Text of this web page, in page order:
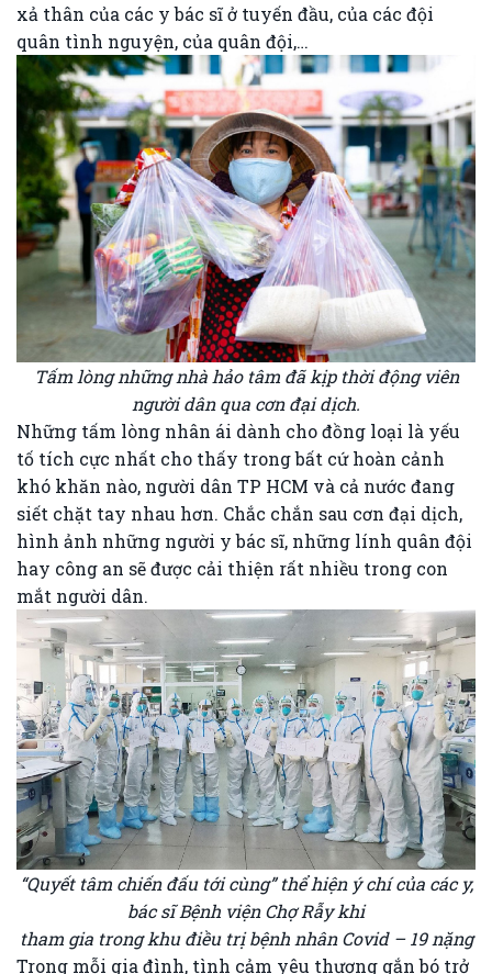
xả thân của các y bác sĩ ở tuyến đầu, của các đội
quân tình nguyện, của quân đội,…
Tấm lòng những nhà hảo tâm đã kịp thời động viên
người dân qua cơn đại dịch.
Những tấm lòng nhân ái dành cho đồng loại là yếu
tố tích cực nhất cho thấy trong bất cứ hoàn cảnh
khó khăn nào, người dân TP HCM và cả nước đang
siết chặt tay nhau hơn. Chắc chắn sau cơn đại dịch,
hình ảnh những người y bác sĩ, những lính quân đội
hay công an sẽ được cải thiện rất nhiều trong con
mắt người dân.
“Quyết tâm chiến đấu tới cùng” thể hiện ý chí của các y,
bác sĩ Bệnh viện Chợ Rẫy khi
tham gia trong khu điều trị bệnh nhân Covid – 19 nặng
Trong mỗi gia đình, tình cảm yêu thương gắn bó trở